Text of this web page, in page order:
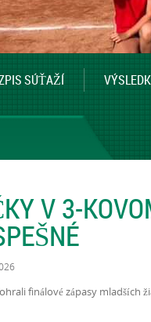
SÚŤAŽÍ
V 3-
finálové zápasy mladších